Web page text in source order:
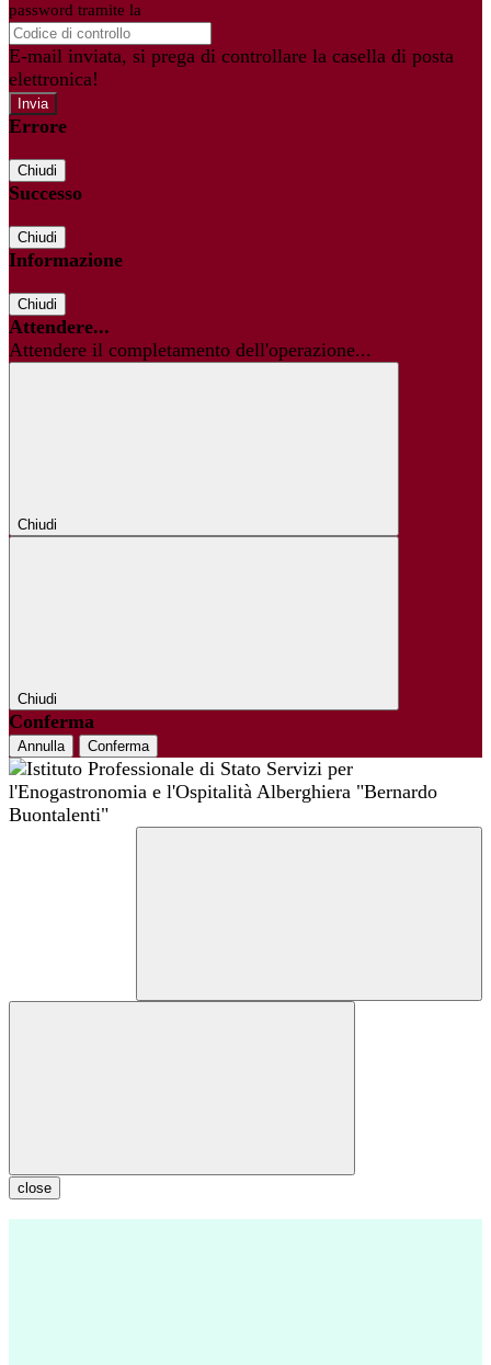
password tramite la
E-mail inviata, si prega di controllare la casella di posta
elettronica!
Errore
Chiudi
Successo
Chiudi
Informazione
Chiudi
Attendere...
Attendere il completamento dell'operazione...
Chiudi
Chiudi
Conferma
Annulla Conferma
close